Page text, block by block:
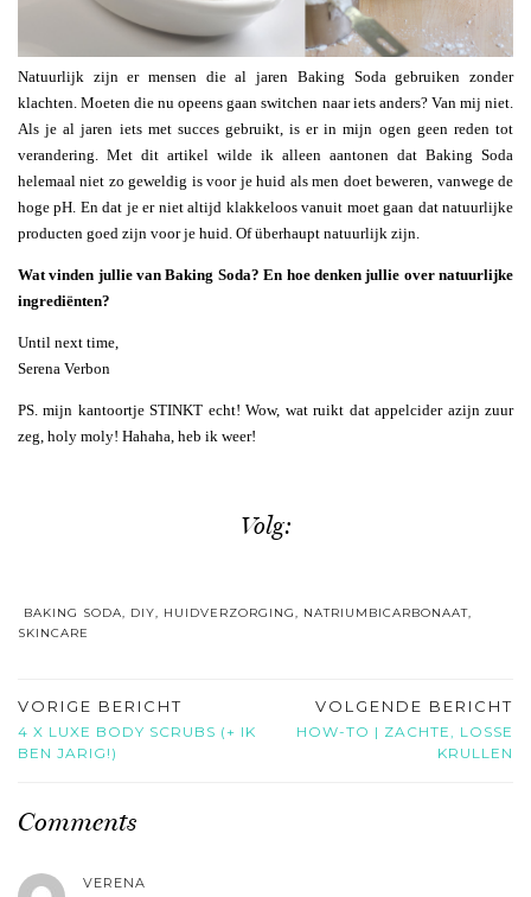
Natuurlijk zijn er mensen die al jaren Baking Soda gebruiken zonder
klachten. Moeten die nu opeens gaan switchen naar iets anders? Van mij niet.
Als je al jaren iets met succes gebruikt, is er in mijn ogen geen reden tot
verandering. Met dit artikel wilde ik alleen aantonen dat Baking Soda
helemaal niet zo geweldig is voor je huid als men doet beweren, vanwege de
hoge pH. En dat je er niet altijd klakkeloos vanuit moet gaan dat natuurlijke
producten goed zijn voor je huid. Of überhaupt natuurlijk zijn.
Wat vinden jullie van Baking Soda? En hoe denken jullie over natuurlijke
ingrediënten?
Until next time,
Serena Verbon
PS. mijn kantoortje STINKT echt! Wow, wat ruikt dat appelcider azijn zuur
zeg, holy moly! Hahaha, heb ik weer!
Volg:
BAKING SODA, DIY, HUIDVERZORGING, NATRIUMBICARBONAAT,
SKINCARE
VORIGE BERICHT
4 X LUXE BODY SCRUBS (+ IK
BEN JARIG!)
VOLGENDE BERICHT
HOW-TO | ZACHTE, LOSSE
KRULLEN
Comments
VERENA